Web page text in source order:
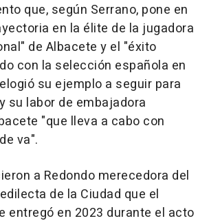
que, según Serrano, pone en
en la élite de la jugadora
de Albacete y el "éxito
con la selección española en
su ejemplo a seguir para
su labor de embajadora
"que lleva a cabo con
va".
a Redondo merecedora del
de la Ciudad que el
entregó en 2023 durante el acto